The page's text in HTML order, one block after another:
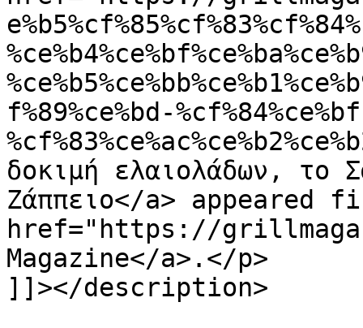
f%89%ce%bd-
δοκιμή ελαιολάδων, το
Ζάππειο</a> appeared
href="https://
Magazine</a>.</p>
]]></description>